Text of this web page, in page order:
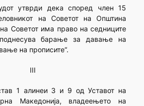
утврди дека според член 15
на Советот на Општина
Советот има право на седниците
барање за давање на
на прописите“.
III
1 алинеи 3 и 9 од Уставот на
Македонија, владеењето на